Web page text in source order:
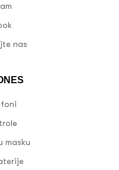
nas
masku